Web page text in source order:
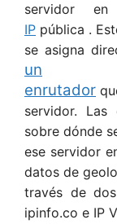
servidor
IP pública .
se asigna
un
enrutador
servidor.
sobre dónde
ese servidor
datos de
través de
ipinfo.co e IP